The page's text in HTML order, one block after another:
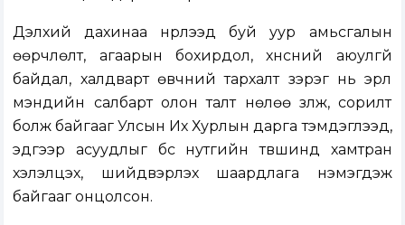
Дэлхий дахинаа нүүрлээд буй уур амьсгалын
өөрчлөлт, агаарын бохирдол, хүнсний аюулгүй
байдал, халдварт өвчний тархалт зэрэг нь эрүүл
мэндийн салбарт олон талт нөлөө үзүүлж, сорилт
болж байгааг Улсын Их Хурлын дарга тэмдэглээд,
эдгээр асуудлыг бүс нутгийн түвшинд хамтран
хэлэлцэх, шийдвэрлэх шаардлага нэмэгдэж
байгааг онцолсон.